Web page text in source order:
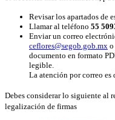
Revisar los apartados de
Llamar al teléfono 55
Enviar un correo
ceflores@segob.gob.mx o
documento en formato
legible.
La atención por correo es
Debes considerar lo siguiente al
legalización de firmas